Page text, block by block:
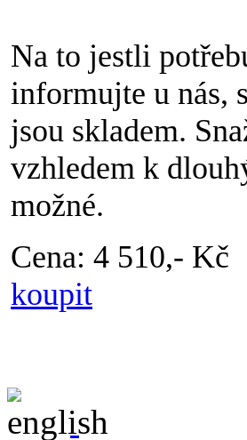
Na to jestli
informujte u nás,
jsou skladem.
vzhledem k
možné.
Cena: 4 510,- Kč
koupit